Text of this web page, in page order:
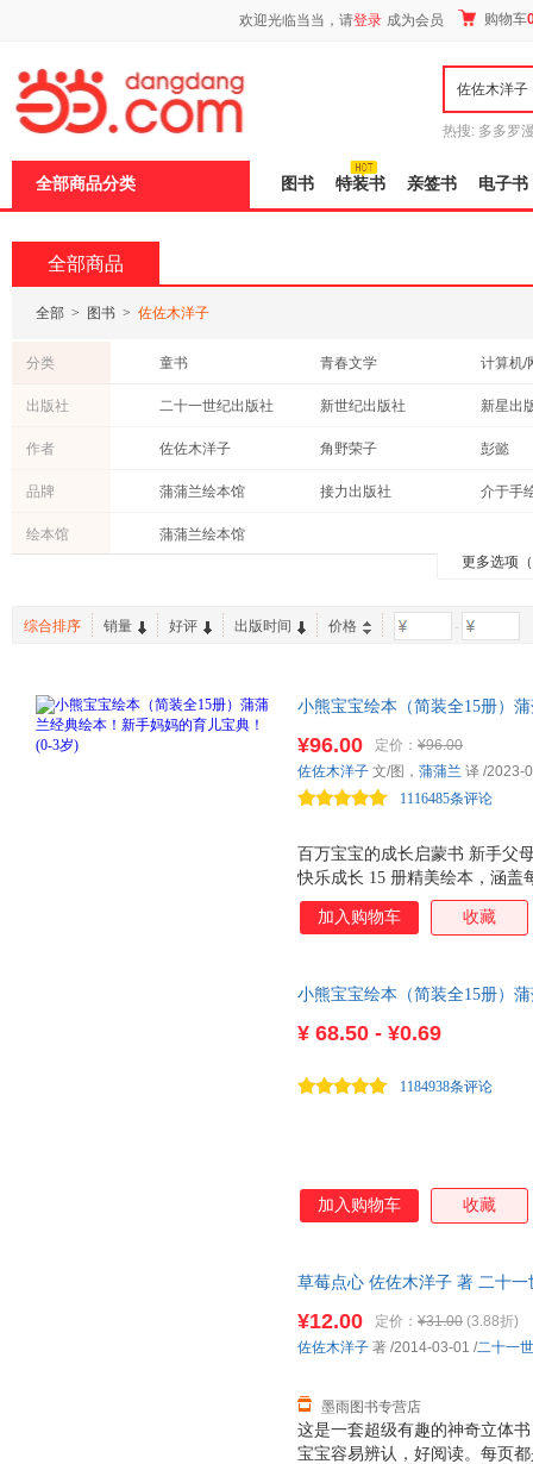
欢迎光临当当，请登录 成为会员 购物车
热搜: 多多罗
全部商品分类 图书 特装书 亲签书 电子书
全部商品
全部 > 图书 > 佐佐木洋子
分类 童书 青春文学
计算机/
外语
育儿/早教
文学
亲子/家教
农业/林业
出版社 二十一世纪出版社 新世纪出版社
新星出
三环出版社
新蕾出版社
作者 佐佐木洋子 角野荣子
彭懿
林静
张红兵 孙幼军
品牌 蒲蒲兰绘本馆 接力出版社 介于手
绘本馆
蒲蒲兰绘本馆
更多选项
综合排序 销量 好评 出版时间 价格 -
小熊宝宝绘本（简装全15册）
子共读时光。情节简练，细节
宝养成良好生活习惯。培养宝
馆
百万宝宝的成长启蒙书 新手父
快乐成长 15 册精美绘本，涵
成 吃饭、睡觉、刷牙、洗澡、
中既有欢笑，也有小小的烦恼
作者及编辑团队精心打磨，营
发育特点 ★ 语言富于节奏感，
¥96.00 定价： ¥96.00
1116485条评论
佐佐木洋子 文/图， 蒲蒲兰 译 /2023-
加入购物车 收藏
小熊宝宝绘本（简装全15册）
¥ 68.50 - ¥0.69
1184938条评论
加入购物车 收藏
草莓点心 佐佐木洋子 著 二十
这是一套超级有趣的神奇立体
宝宝容易辨认，好阅读。每页
¥12.00 定价： ¥31.00 (3.88折)
墨雨图书专营店
佐佐木洋子 著 /2014-03-01 /二十一
页
加